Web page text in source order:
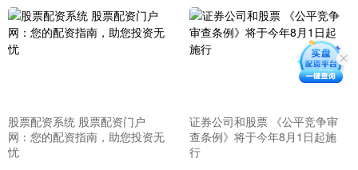
股票配资系统 股票配资门户
网：您的配资指南，助您投资无
忧
证券公司和股票 《公平竞争审
查条例》将于今年8月1日起施
行